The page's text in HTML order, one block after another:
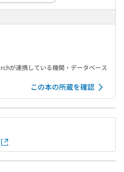
が連携している機関・データベース
この本の所蔵を確認